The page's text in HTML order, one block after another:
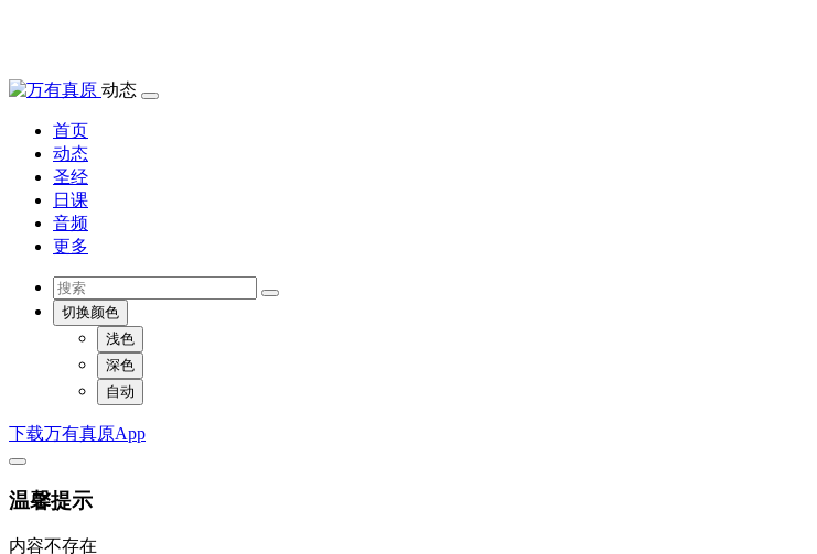
动态
首页
动态
圣经
日课
音频
更多
切换颜色
浅色
深色
自动
下载万有真原App
温馨提示
内容不存在